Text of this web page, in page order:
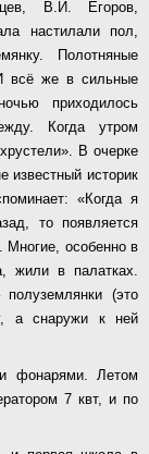
В.И. Егоров,
настилали пол,
Полотняные
всё же в сильные
приходилось
Когда утром
В очерке
известный историк
«Когда я
то появляется
особенно в
жили в палатках.
(это
а снаружи к ней
фонарями. Летом
7 квт, и по